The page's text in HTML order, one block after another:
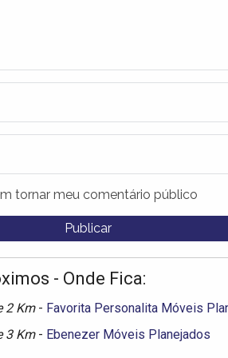
tornar meu comentário público
- Onde Fica:
2 Km - Favorita Personalita Móveis
3 Km - Ebenezer Móveis Planejados